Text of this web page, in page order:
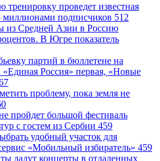
тренировку проведет известная
миллионами подписчиков 512
из Средней Азии в Россию
В Югре показатель
партий в бюллетене на
Россия» первая, «Новые
проблему, пока земля не
пройдет большой фестиваль
с гостем из Сербии 459
удобный участок для
«Мобильный избиратель» 459
дадут концерты в отдаленных